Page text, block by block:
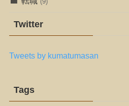
Twitter
Tweets by kumatumasan
Tags